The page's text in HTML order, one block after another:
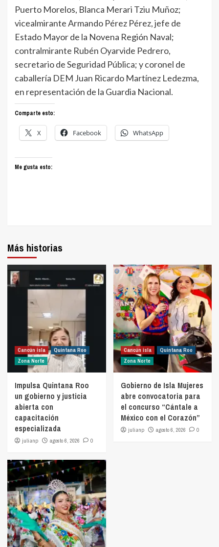
Puerto Morelos, Blanca Merari Tziu Muñoz;
vicealmirante Armando Pérez Pérez, jefe de
Estado Mayor de la Novena Región Naval;
contralmirante Rubén Oyarvide Pedrero,
secretario de Seguridad Pública; y coronel de
caballería DEM Juan Ricardo Martínez Ledezma,
en representación de la Guardia Nacional.
Comparte esto:
X Facebook WhatsApp
Me gusta esto:
Más historias
Cancún isla
Quintana Roo
Zona Norte
Impulsa Quintana Roo
un gobierno y justicia
abierta con
capacitación
especializada
julianp agosto 6, 2026 0
Cancún isla
Quintana Roo
Zona Norte
Gobierno de Isla Mujeres
abre convocatoria para
el concurso “Cántale a
México con el Corazón”
julianp agosto 6, 2026 0